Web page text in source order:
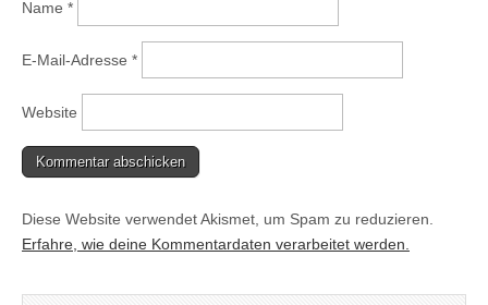
Name *
E-Mail-Adresse *
Website
Diese Website verwendet Akismet, um Spam zu reduzieren.
Erfahre, wie deine Kommentardaten verarbeitet werden.